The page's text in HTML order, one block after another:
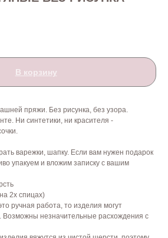
В корзину
пряжи. Без рисунка, без узора.
Ни синтетики, ни красителя -
варежки, шапку. Если вам нужен подарок
упакуем и вложим записку с вашим
2х спицах)
ручная работа, то изделия могут
Возможны незначительные расхождения с